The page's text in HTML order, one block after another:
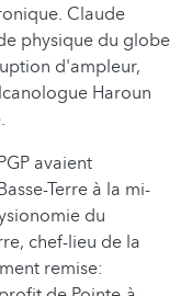
Claude
physique du globe
d'ampleur,
Haroun
avaient
Terre à la mi-
du
chef-lieu de la
remise: